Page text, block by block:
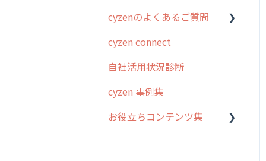
スポット
報告閲覧
予定
日報
履歴
勤怠管理
予定管理
スポット
ステータス・主観
報告書・行動種別
はじめに
スポット・ステータス関連
cyzenのよくあるご質問
ログインについて
グループ・ユーザーについ
cyzen connect
自社活用状況診断
cyzen 事例集
お役立ちコンテンツ集